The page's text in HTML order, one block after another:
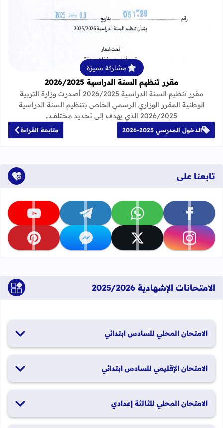
قراءة المزيد عن مقرر تنظيم السنة الدراسية
مشاركة مميزة
مقرر تنظيم السنة الدراسية 2026/2025
مقرر تنظيم السنة الدراسية 2026/2025 أصدرت وزارة التربية
الوطنية المقرر الوزاري الرسمي الخاص بتنظيم السنة الدراسية
2026/2025 الذي يهدف إلى تحديد مختلف…
الدخول المدرسي 2025-2026 متابعة القراءة
تابعنا على
تابعنا على facebook تابعنا على whatsapp تابعنا على telegram تابعنا على youtube
تابعنا على instagram تابعنا على x تابعنا على messenger تابعنا على pinterest
الامتحانات الإشهادية 2025/2026
الامتحان المحلي للسادس ابتدائي
الامتحان الإقليمي للسادس ابتدائي
الامتحان المحلي للثالثة إعدادي